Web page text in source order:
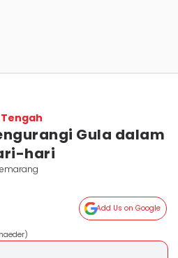
Gula dalam
hari
Add Us on Google